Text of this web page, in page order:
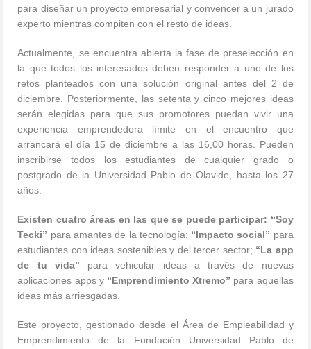
para diseñar un proyecto empresarial y convencer a un jurado
experto mientras compiten con el resto de ideas.
Actualmente, se encuentra abierta la fase de preselección en
la que todos los interesados deben responder a uno de los
retos planteados con una solución original antes del 2 de
diciembre. Posteriormente, las setenta y cinco mejores ideas
serán elegidas para que sus promotores puedan vivir una
experiencia emprendedora límite en el encuentro que
arrancará el día 15 de diciembre a las 16,00 horas. Pueden
inscribirse todos los estudiantes de cualquier grado o
postgrado de la Universidad Pablo de Olavide, hasta los 27
años.
Existen cuatro áreas en las que se puede participar: “Soy
Tecki” para amantes de la tecnología; “Impacto social” para
estudiantes con ideas sostenibles y del tercer sector; “La app
de tu vida” para vehicular ideas a través de nuevas
aplicaciones apps y “Emprendimiento Xtremo” para aquellas
ideas más arriesgadas.
Este proyecto, gestionado desde el Área de Empleabilidad y
Emprendimiento de la Fundación Universidad Pablo de